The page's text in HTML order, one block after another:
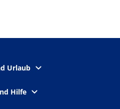
Urlaub
Hilfe